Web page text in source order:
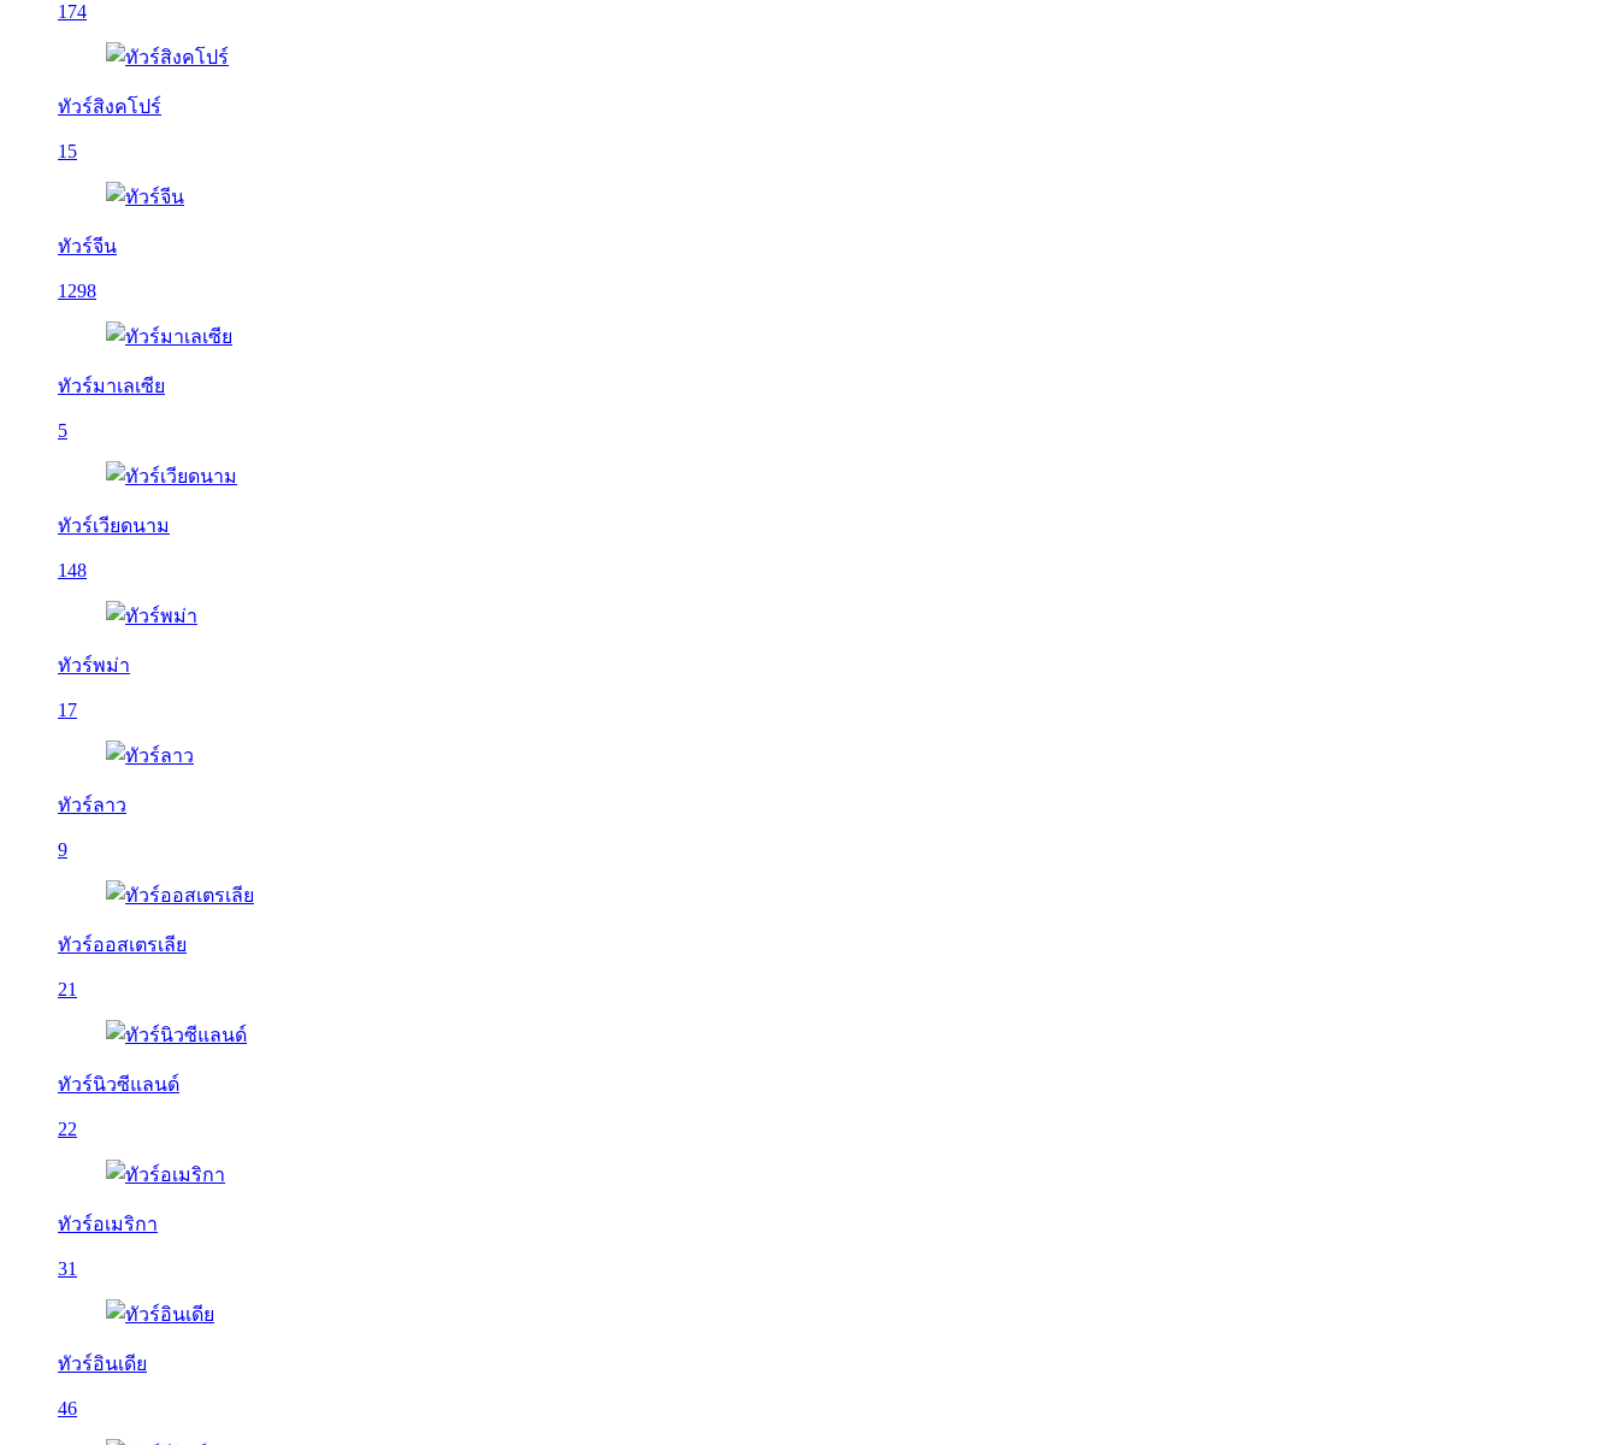
174
ทัวร์สิงคโปร์
15
ทัวร์จีน
1298
ทัวร์มาเลเซีย
5
ทัวร์เวียดนาม
148
ทัวร์พม่า
17
ทัวร์ลาว
9
ทัวร์ออสเตรเลีย
21
ทัวร์นิวซีแลนด์
22
ทัวร์อเมริกา
31
ทัวร์อินเดีย
46